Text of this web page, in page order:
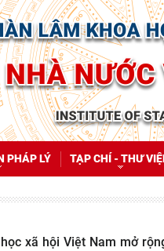
PHÁP LÝ TẠP CHÍ - THƯ
xã hội Việt Nam mở